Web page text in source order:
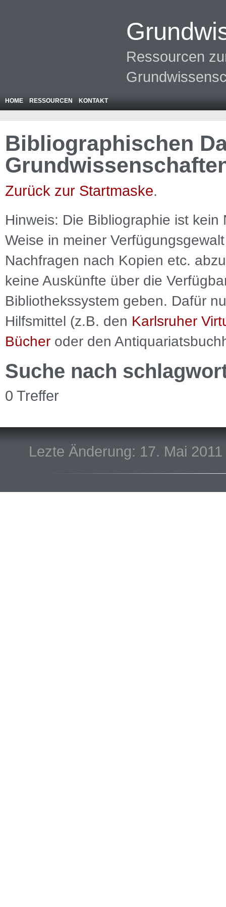
Ressourcen
HOME RESSOURCEN KONTAKT
Bibliographischen
Zurück zur Startmaske.
Hinweis: Die Bibliographie ist kein
Weise in meiner
Nachfragen nach Kopien etc.
keine Auskünfte über die
Bibliothekssystem geben. Dafür
Hilfsmittel (z.B. den Karlsruher
Bücher oder den
Suche nach
0 Treffer
Lezte Änderung: 17. Mai